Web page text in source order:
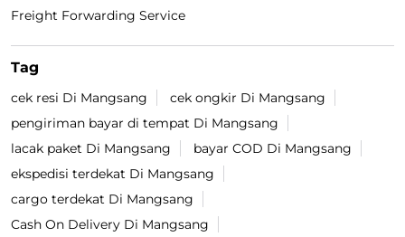
Freight Forwarding Service
Tag
cek resi Di Mangsang
cek ongkir Di Mangsang
pengiriman bayar di tempat Di Mangsang
lacak paket Di Mangsang
bayar COD Di Mangsang
ekspedisi terdekat Di Mangsang
cargo terdekat Di Mangsang
Cash On Delivery Di Mangsang